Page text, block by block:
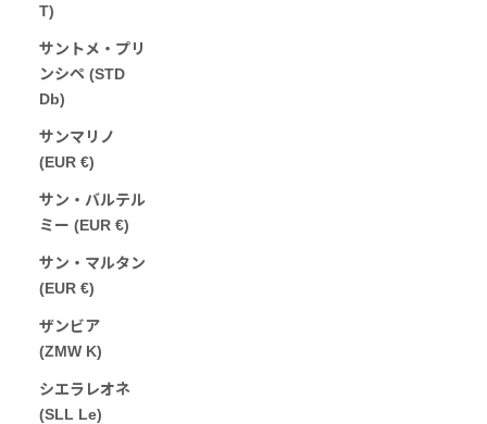
T)
サントメ・プリ
ンシペ (STD
Db)
サンマリノ
(EUR €)
サン・バルテル
ミー (EUR €)
サン・マルタン
(EUR €)
ザンビア
(ZMW K)
シエラレオネ
(SLL Le)